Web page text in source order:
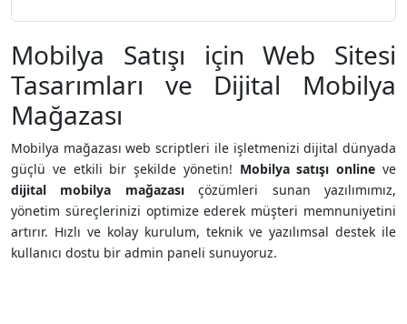
Mobilya Satışı için Web Sitesi
Tasarımları ve Dijital Mobilya
Mağazası
Mobilya mağazası web scriptleri ile işletmenizi dijital dünyada
güçlü ve etkili bir şekilde yönetin! Mobilya satışı online ve
dijital mobilya mağazasıçözümleri sunan yazılımımız,
yönetim süreçlerinizi optimize ederek müşteri memnuniyetini
artırır. Hızlı ve kolay kurulum, teknik ve yazılımsal destek ile
kullanıcı dostu bir admin paneli sunuyoruz.